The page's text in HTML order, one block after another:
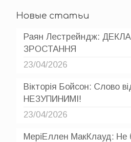
Новые статьи
Раян Лестрейндж:
ЗРОСТАННЯ
23/04/2026
Вікторія Бойсон: Слово
НЕЗУПИНИМІ!
23/04/2026
МеріЕллен МакКлауд: Не